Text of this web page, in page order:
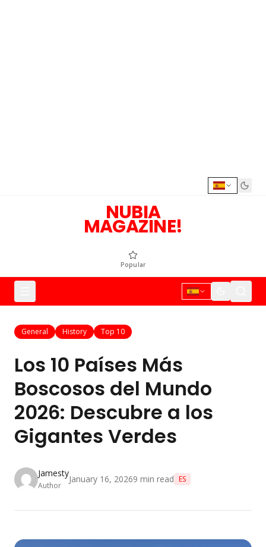
NUBIA
MAGAZINE!
Popular
General History Top 10
Los 10 Países Más
Boscosos del Mundo
2026: Descubre a los
Gigantes Verdes
Jamesty
Author
January 16, 20269 min read ES